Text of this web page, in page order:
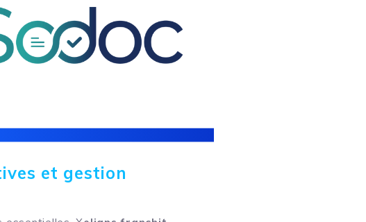
et gestion